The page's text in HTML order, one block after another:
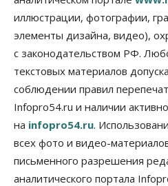
i
иллюстрации, фотографии,
элементы дизайна, видео),
с законодательством РФ.
текстовых материалов
соблюдении правил
Infopro54.ru и наличии
на infopro54.ru.
всех фото и видео-
письменного разрешения
аналитического портала